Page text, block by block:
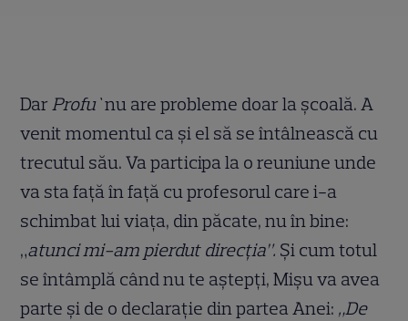
DarProfu`nu are probleme doar la școală. A
venit momentul ca și el să se întâlnească cu
trecutul său. Va participa la o reuniune unde
va sta față în față cu profesorul care i-a
schimbat lui viața, din păcate, nu în bine:
„atunci mi-am pierdut direcția”. Și cum totul
se întâmplă când nu te aștepți, Mișu va avea
parte și de o declarație din partea Anei: „De